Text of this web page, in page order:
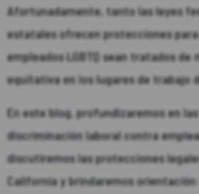
Afortunadamente, tanto las leyes
estatales ofrecen protecciones
empleados LGBTQ sean tratados de
equitativa en los lugares de trabajo
En este blog, profundizaremos en
discriminación laboral contra
discutiremos las protecciones
California y brindaremos